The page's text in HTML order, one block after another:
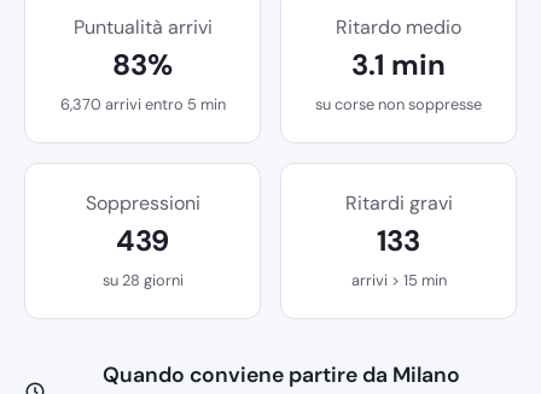
Puntualità arrivi
83%
6,370 arrivi entro 5 min
Ritardo medio
3.1 min
su corse non soppresse
Soppressioni
439
su 28 giorni
Ritardi gravi
133
arrivi > 15 min
Quando conviene partire da Milano